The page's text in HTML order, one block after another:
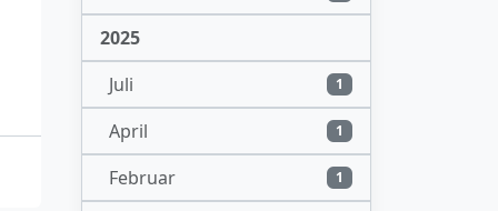
2025
Juli
1
April 1
Februar 1